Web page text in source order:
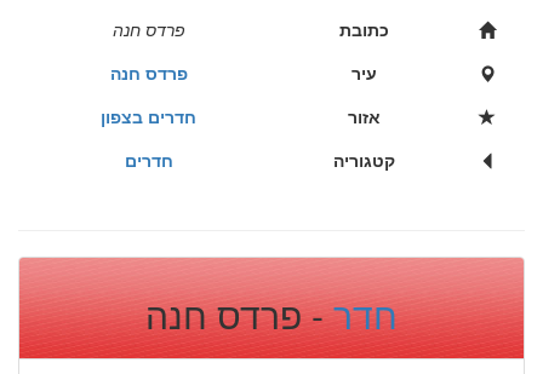
כתובת
פרדס חנה
עיר
פרדס חנה
אזור
חדרים בצפון
קטגוריה
חדרים
חדר- פרדס חנה